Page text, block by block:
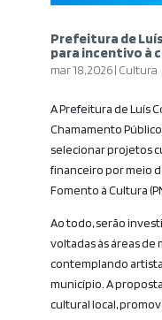
Prefeitura de
para incentivo à
mar 18, 2026| Cultura
A Prefeitura de Luís
Chamamento
selecionar projetos
financeiro por meio
Fomento à Cultura
Ao todo, serão
voltadas às áreas de
contemplando
município. A
cultural local,